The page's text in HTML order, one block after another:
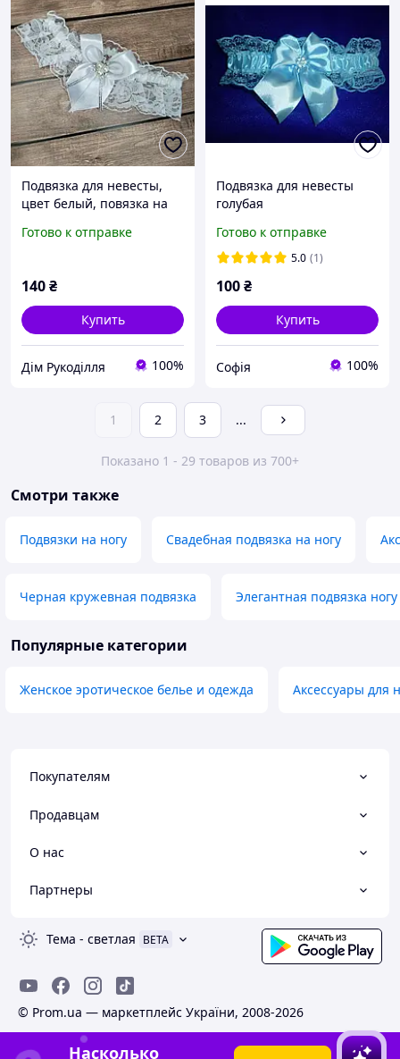
Подвязка для невесты,
цвет белый, повязка на
на ногу невесты Белая
Готово к отправке
140₴
Купить
Дім Рукоділля 100%
Подвязка для невесты
голубая
Готово к отправке
5.0 (1)
100₴
Купить
Софія 100%
1 2 3 ...
Показано 1 - 29 товаров из 700+
Смотри также
Подвязки на ногу Свадебная подвязка на ногу
Черная кружевная подвязка Элегантная подвязка ногу
Популярные категории
Женское эротическое белье и одежда Аксессуары для
Покупателям
Продавцам
О нас
Партнеры
Тема - светлая BETA
© Prom.ua — маркетплейс України, 2008-2026
Насколько